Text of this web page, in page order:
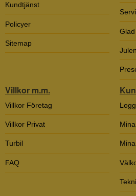
Kundtjänst
Policyer
Sitemap
Villkor m.m.
Villkor Företag
Villkor Privat
Turbil
FAQ